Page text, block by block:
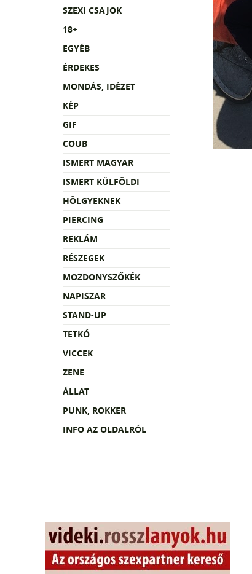
SZEXI CSAJOK
18+
EGYÉB
ÉRDEKES
MONDÁS, IDÉZET
KÉP
GIF
COUB
ISMERT MAGYAR
ISMERT KÜLFÖLDI
HÖLGYEKNEK
PIERCING
REKLÁM
RÉSZEGEK
MOZDONYSZŐKÉK
NAPISZAR
STAND-UP
TETKÓ
VICCEK
ZENE
ÁLLAT
PUNK, ROKKER
INFO AZ OLDALRÓL